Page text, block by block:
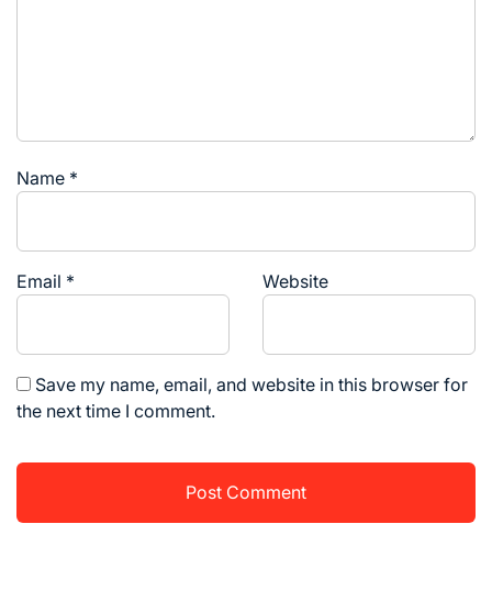
Name *
Email * Website
Save my name, email, and website in this browser for
the next time I comment.